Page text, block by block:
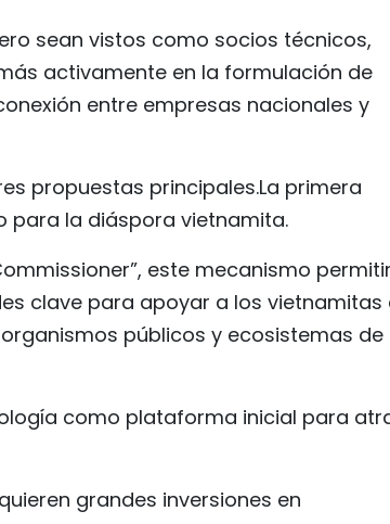
sean vistos como socios técnicos,
activamente en la formulación de
entre empresas nacionales y
propuestas principales.La primera
para la diáspora vietnamita.
este mecanismo
clave para apoyar a los vietnamitas
públicos y ecosistemas de
como plataforma inicial para
grandes inversiones en